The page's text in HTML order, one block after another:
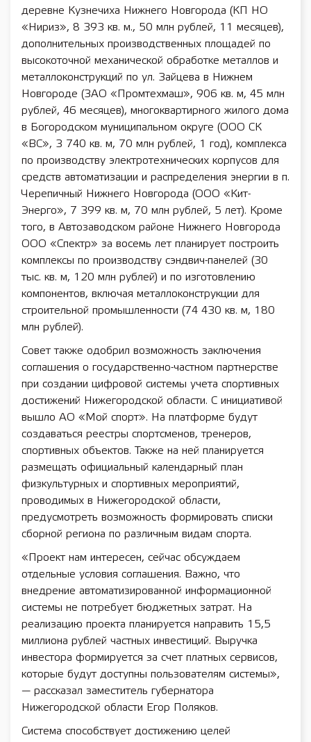
деревне Кузнечиха Нижнего Новгорода (КП НО
«Нириз», 8 393 кв. м., 50 млн рублей, 11 месяцев),
дополнительных производственных площадей по
высокоточной механической обработке металлов и
металлоконструкций по ул. Зайцева в Нижнем
Новгороде (ЗАО «Промтехмаш», 906 кв. м, 45 млн
рублей, 46 месяцев), многоквартирного жилого дома
в Богородском муниципальном округе (ООО СК
«ВС», 3 740 кв. м, 70 млн рублей, 1 год), комплекса
по производству электротехнических корпусов для
средств автоматизации и распределения энергии в п.
Черепичный Нижнего Новгорода (ООО «Кит-
Энерго», 7 399 кв. м, 70 млн рублей, 5 лет). Кроме
того, в Автозаводском районе Нижнего Новгорода
ООО «Спектр» за восемь лет планирует построить
комплексы по производству сэндвич-панелей (30
тыс. кв. м, 120 млн рублей) и по изготовлению
компонентов, включая металлоконструкции для
строительной промышленности (74 430 кв. м, 180
млн рублей).
Совет также одобрил возможность заключения
соглашения о государственно-частном партнерстве
при создании цифровой системы учета спортивных
достижений Нижегородской области. С инициативой
вышло АО «Мой спорт». На платформе будут
создаваться реестры спортсменов, тренеров,
спортивных объектов. Также на ней планируется
размещать официальный календарный план
физкультурных и спортивных мероприятий,
проводимых в Нижегородской области,
предусмотреть возможность формировать списки
сборной региона по различным видам спорта.
«Проект нам интересен, сейчас обсуждаем
отдельные условия соглашения. Важно, что
внедрение автоматизированной информационной
системы не потребует бюджетных затрат. На
реализацию проекта планируется направить 15,5
миллиона рублей частных инвестиций. Выручка
инвестора формируется за счет платных сервисов,
которые будут доступны пользователям системы»,
— рассказал заместитель губернатора
Нижегородской области Егор Поляков.
Система способствует достижению целей